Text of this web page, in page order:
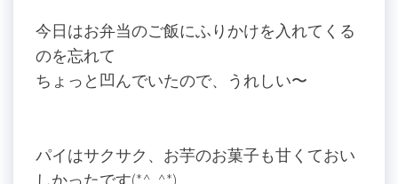
今日はお弁当のご飯にふりかけを入れてくる
のを忘れて
ちょっと凹んでいたので、うれしい〜
パイはサクサク、お芋のお菓子も甘くておい
しかったです(*^_^*)